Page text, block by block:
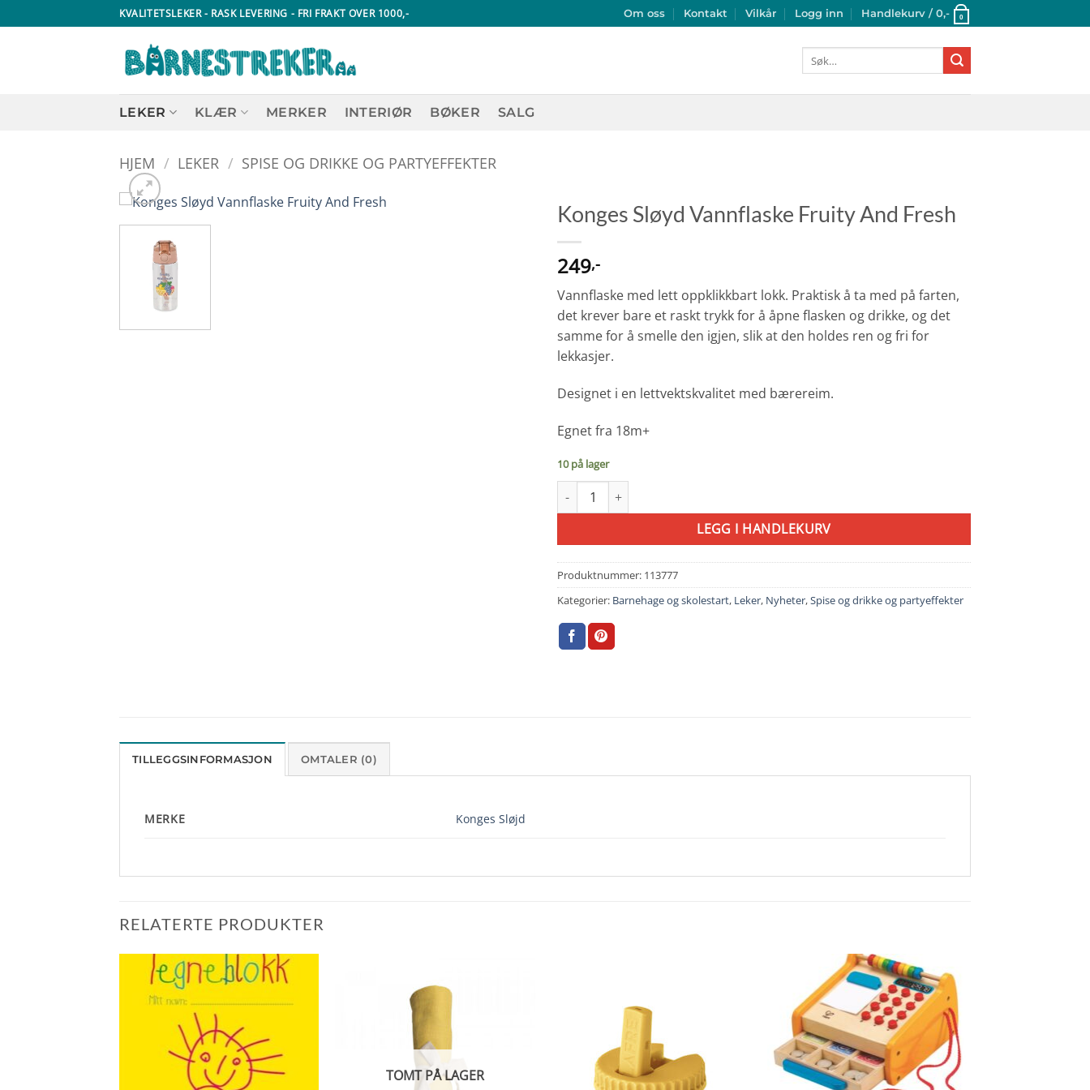
to
KVALITETSLEKER - RASK LEVERING - FRI FRAKT OVER 1000,- Om oss Kontakt Vilkår Logg inn Handlekurv / 0,- 0
etter:
LEKER KLÆR MERKER INTERIØR BØKER SALG
HJEM / LEKER / SPISE OG DRIKKE OG PARTYEFFEKTER
Konges Sløyd Vannflaske Fruity And Fresh
249,-
Vannflaske med lett oppklikkbart lokk. Praktisk å ta med på farten,
det krever bare et raskt trykk for å åpne flasken og drikke, og det
samme for å smelle den igjen, slik at den holdes ren og fri for
lekkasjer.
Designet i en lettvektskvalitet med bærereim.
Egnet fra 18m+
10 på lager
Konges Sløyd Vannflaske Fruity And Fresh antall
LEGG I HANDLEKURV
Produktnummer: 113777
Kategorier: Barnehage og skolestart, Leker, Nyheter,Spise og drikke og partyeffekter
TILLEGGSINFORMASJON OMTALER (0)
MERKE Konges Sløjd
RELATERTE PRODUKTER
TOMT PÅ LAGER